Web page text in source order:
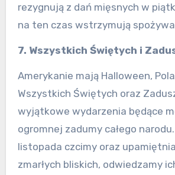
rezygnują z dań mięsnych w
na ten czas wstrzymują
7. Wszystkich Świętych i
Amerykanie mają Halloween,
Wszystkich Świętych oraz
wyjątkowe wydarzenia będące
ogromnej zadumy całego
listopada czcimy oraz
zmarłych bliskich, odwiedzamy